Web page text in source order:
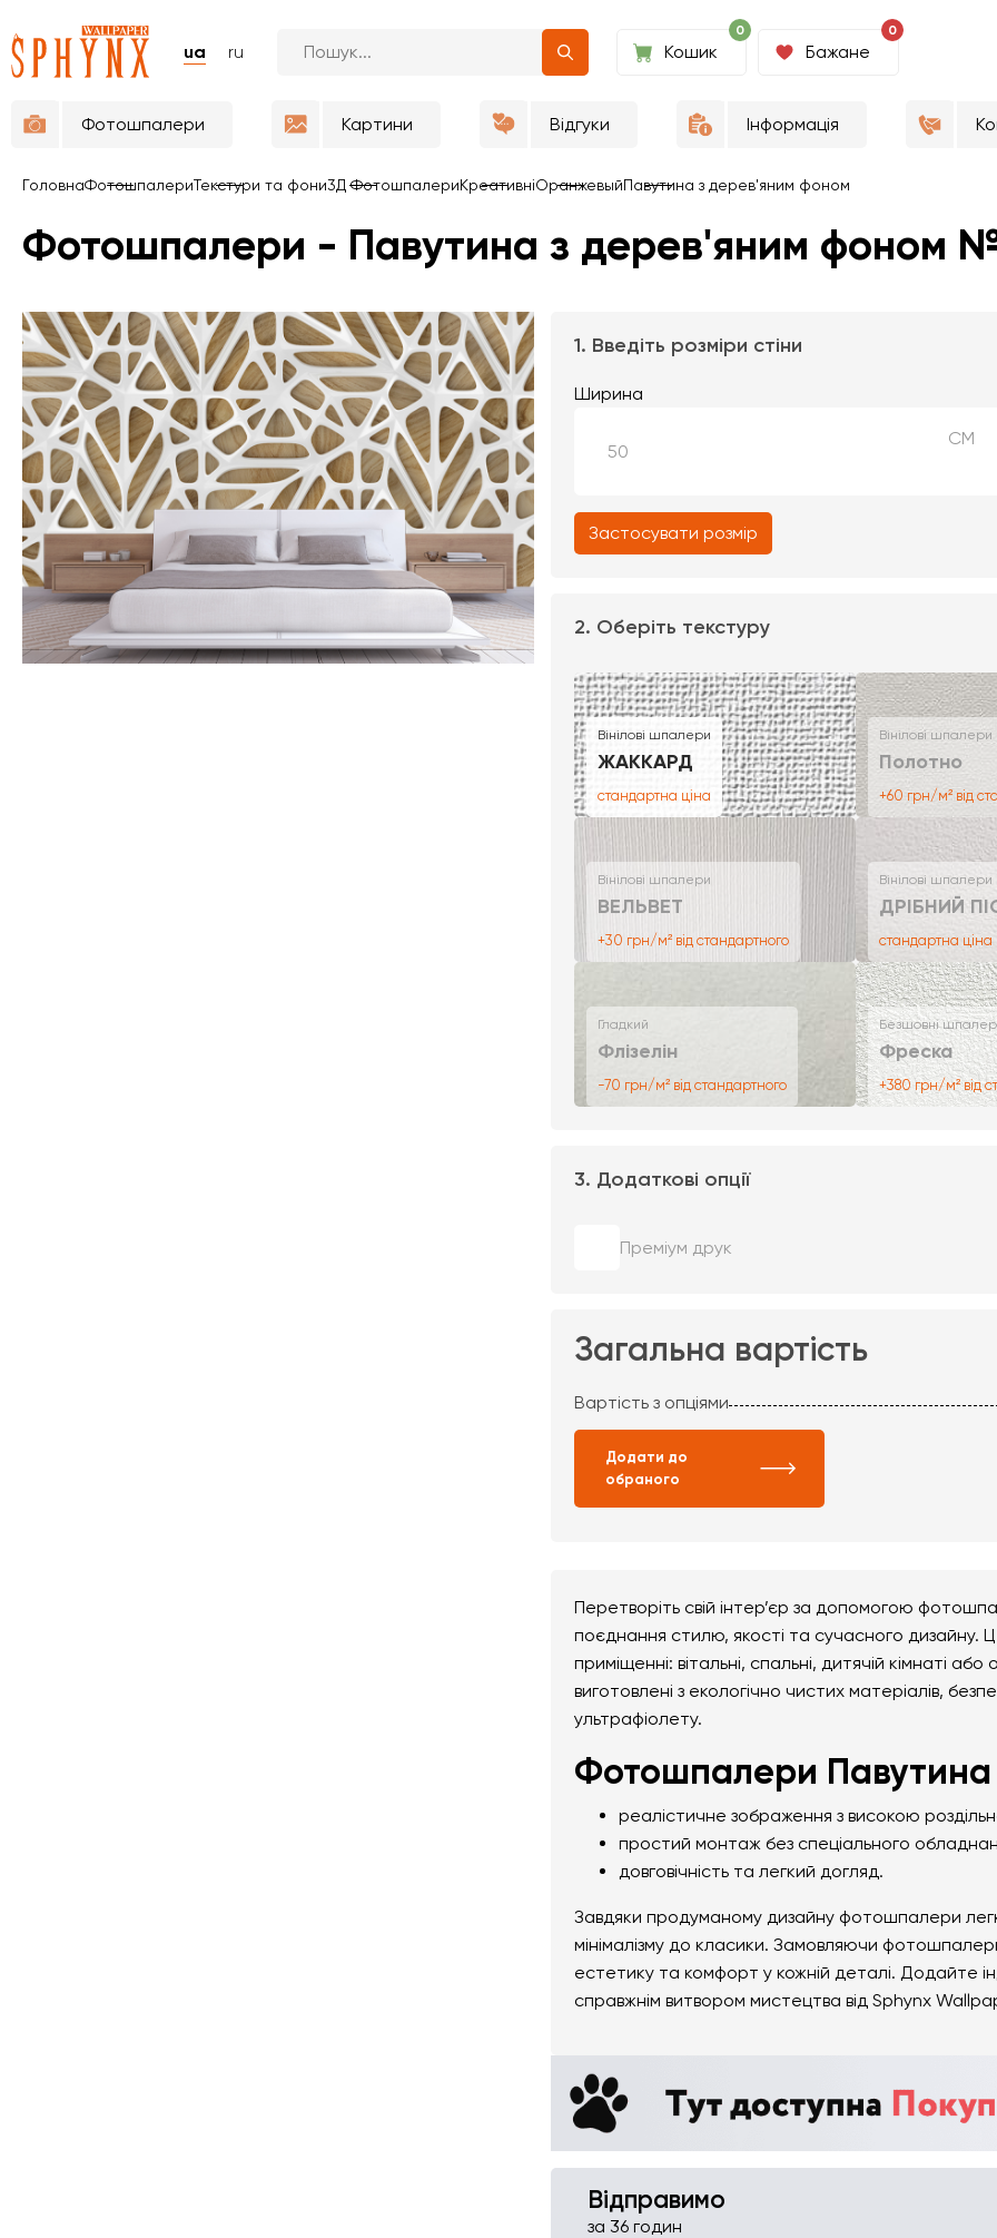
ua ru
0
Кошик
0
Бажане
Фотошпалери Картини Відгуки Інформація
ГоловнаФотошпалериТекстури та фони3Д ФотошпалериКреативніОранжевыйПавутина з дерев'яним фоном
Фотошпалери - Павутина з дерев'яним фоном
1. Введіть розміри стіни
Ширина
СМ
Застосувати розмір
2. Оберіть текстуру
Вінілові шпалери
ЖАККАРД
стандартна ціна
Вінілові шпалери
Полотно
+60 грн/м² від
Вінілові шпалери
ВЕЛЬВЕТ
+30 грн/м² від стандартного
Вінілові шпалери
ДРІБНИЙ
стандартна ціна
Гладкий
Флізелін
-70 грн/м² від стандартного
Безшовні
Фреска
+380 грн/м² від
3. Додаткові опції
Преміум друк
Загальна вартість
Вартість з опціями
Додати до
обраного
Перетворіть свій інтер’єр за допомогою
поєднання стилю, якості та сучасного дизайну.
приміщенні: вітальні, спальні, дитячій кімнаті
виготовлені з екологічно чистих матеріалів,
ультрафіолету.
Фотошпалери
реалістичне зображення з високою
простий монтаж без спеціального
довговічність та легкий догляд.
Завдяки продуманому дизайну фотошпалери
мінімалізму до класики. Замовляючи
естетику та комфорт у кожній деталі. Додайте
справжнім витвором мистецтва від Sphynx
Відправимо
за 36 годин